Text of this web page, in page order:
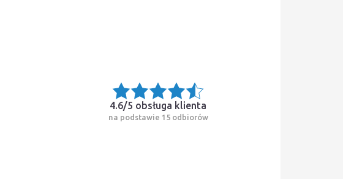
4.6/5 obsługa klienta
na podstawie 15 odbiorów